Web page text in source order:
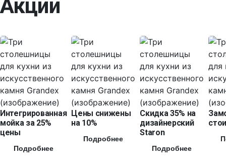
Акции
Интегрированная
мойка за 25%
цены
Подробнее
Цены снижены
на 10%
Подробнее
Скидка 35% на
дизайнерский
Staron
Подробнее